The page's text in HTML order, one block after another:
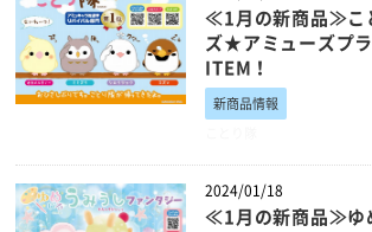
≪1月の新商品≫こ
ズ★アミューズプ
ITEM！
新商品情報
2024/01/18
≪1月の新商品≫ゆ